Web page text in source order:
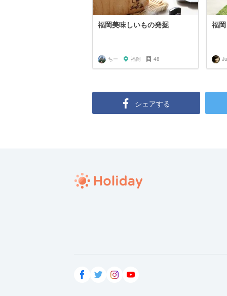
福岡美味しいもの発掘
ちー 福岡 48
福
シェアする